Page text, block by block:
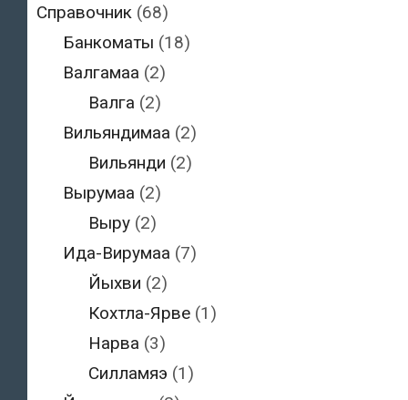
Справочник (68)
Банкоматы (18)
Валгамаа (2)
Валга (2)
Вильяндимаа (2)
Вильянди (2)
Вырумаа (2)
Выру (2)
Ида-Вирумаа (7)
Йыхви (2)
Кохтла-Ярве (1)
Нарва (3)
Силламяэ (1)